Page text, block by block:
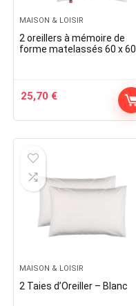
MAISON & LOISIR
2 oreillers à mémoire de
forme matelassés 60 x 60
25,70 €
MAISON & LOISIR
2 Taies d’Oreiller – Blanc